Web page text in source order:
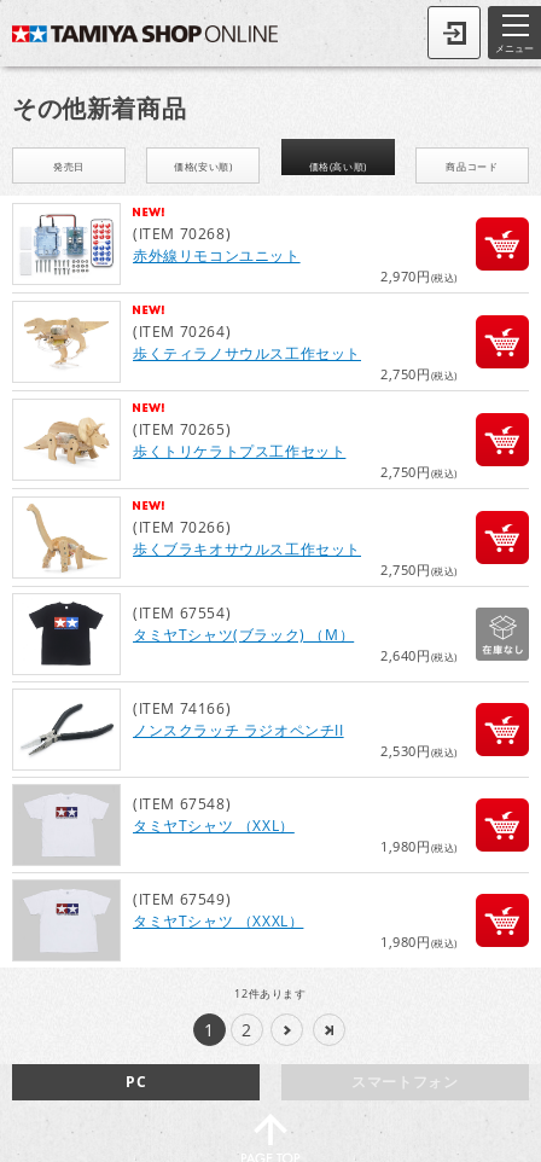
メニュー
その他新着商品
発売日 価格(安い順) 価格(高い順) 商品コード
(ITEM 70268)
赤外線リモコンユニット
2,970円(税込)
(ITEM 70264)
歩くティラノサウルス工作セット
2,750円(税込)
(ITEM 70265)
歩くトリケラトプス工作セット
2,750円(税込)
(ITEM 70266)
歩くブラキオサウルス工作セット
2,750円(税込)
(ITEM 67554)
タミヤTシャツ(ブラック) （M）
2,640円(税込)
(ITEM 74166)
ノンスクラッチ ラジオペンチII
2,530円(税込)
(ITEM 67548)
タミヤTシャツ （XXL）
1,980円(税込)
(ITEM 67549)
タミヤTシャツ （XXXL）
1,980円(税込)
12件あります
1 2
スマートフォン
PC